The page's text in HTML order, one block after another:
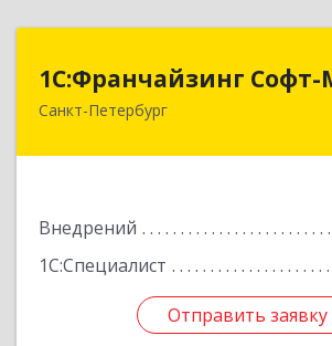
1С:Франчайзинг Софт-
Санкт-Петербург
Внедрений
1С:Специалист
Отправить заявку
1С:Франчайзинг
Санкт-Петербург г,
Отправить заявку